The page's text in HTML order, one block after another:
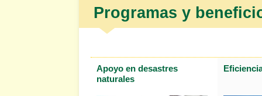
Programas y
Apoyo en desastres
naturales